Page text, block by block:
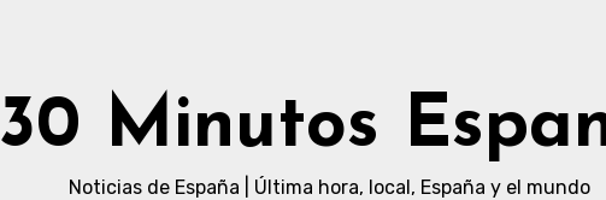
30 Minutos
Noticias de España | Última hora, local, España y el mundo